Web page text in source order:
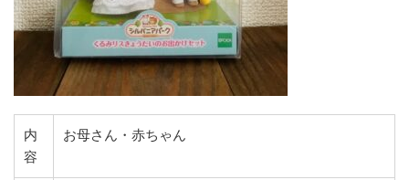
内
容
お母さん・赤ちゃん